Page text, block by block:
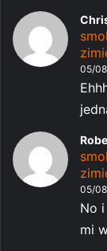
05/
05/
No
mi